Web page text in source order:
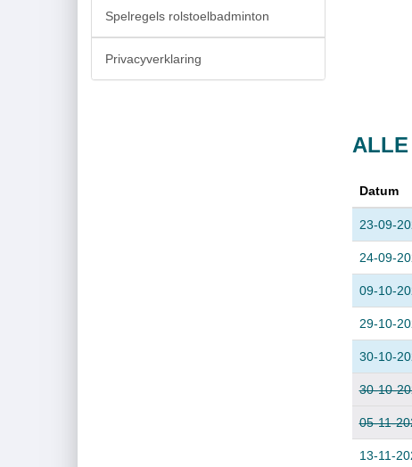
ALLE
Datum
23-09-
24-09-
09-10-
29-10-
30-10-
30-10-
05-11-
13-11-
Spelregels rolstoelbadminton
Privacyverklaring